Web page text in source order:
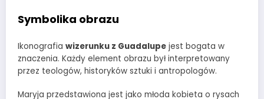
Symbolika obrazu
Ikonografia wizerunku z Guadalupe jest bogata w
znaczenia. Każdy element obrazu był interpretowany
przez teologów, historyków sztuki i antropologów.
Maryja przedstawiona jest jako młoda kobieta o rysach